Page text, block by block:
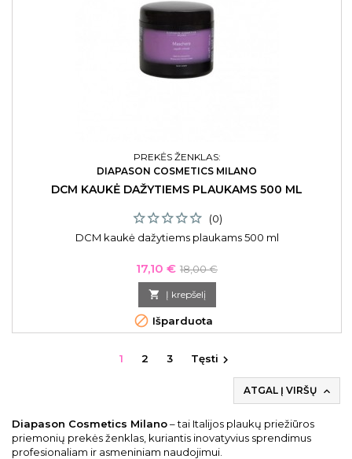
PREKĖS ŽENKLAS:
DIAPASON COSMETICS MILANO
DCM KAUKĖ DAŽYTIEMS PLAUKAMS 500 ML
(0)
DCM kaukė dažytiems plaukams 500 ml
Kaina
17,10 € Bazinė
kaina
18,00 €
 Į krepšelį
 Išparduota
1 2 3 Tęsti 
ATGAL Į VIRŠŲ 
Diapason Cosmetics Milano– tai Italijos plaukų priežiūros
priemonių prekės ženklas, kuriantis inovatyvius sprendimus
profesionaliam ir asmeniniam naudojimui.